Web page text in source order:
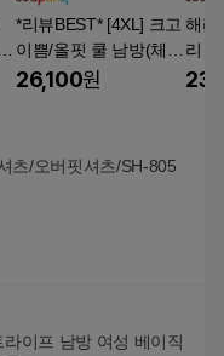
*리뷰BEST* [4XL] 크고
이쁨/올핏 쿨 남방(체
크) 2color
26,100원
해리
리
츠/오버핏셔츠/SH-805
이프 남방 여성 베이직